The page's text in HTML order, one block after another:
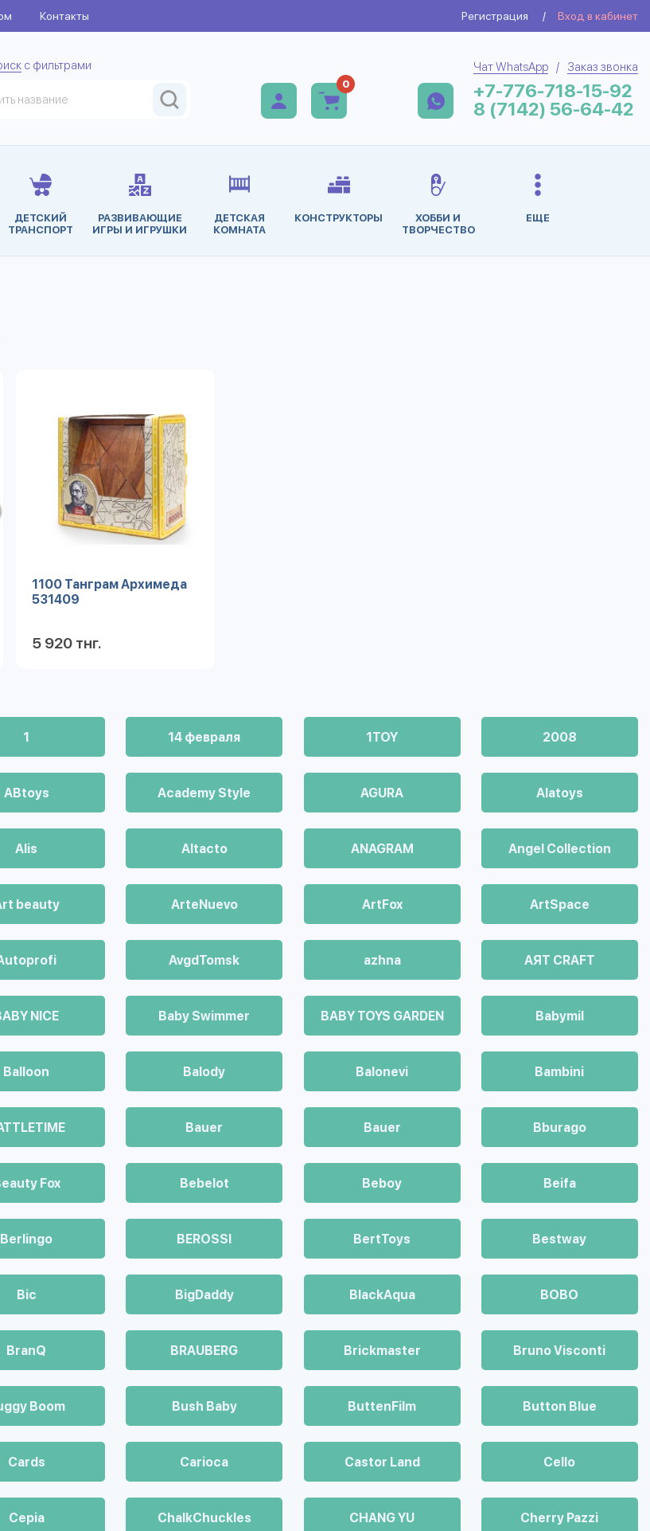
Контакты Регистрация / Вход в кабинет
с фильтрами
0
Чат WhatsApp / Заказ звонка
+7-776-718-15-92
8 (7142) 56-64-42
ДЕТСКИЙ
ТРАНСПОРТ
РАЗВИВАЮЩИЕ
ИГРЫ И ИГРУШКИ
ДЕТСКАЯ
КОМНАТА
КОНСТРУКТОРЫ
ХОББИ И
ТВОРЧЕСТВО
ЕЩЕ
1100 Танграм Архимеда
531409
5 920 тнг.
1 14 февраля 1TOY 2008
ABtoys Academy Style AGURA Alatoys
Alis Altacto ANAGRAM Angel Collection
beauty ArteNuevo ArtFox ArtSpace
AvgdTomsk azhna AЯT CRAFT
NICE Baby Swimmer BABY TOYS GARDEN Babymil
Balloon Balody Balonevi Bambini
Bauer Bauer Bburago
Fox Bebelot Beboy Beifa
Berlingo BEROSSI BertToys Bestway
Bic BigDaddy BlackAqua BOBO
BranQ BRAUBERG Brickmaster Bruno Visconti
Boom Bush Baby ButtenFilm Button Blue
Cards Carioca Castor Land Cello
Cepia ChalkСhuckles CHANG YU Cherry Pazzi